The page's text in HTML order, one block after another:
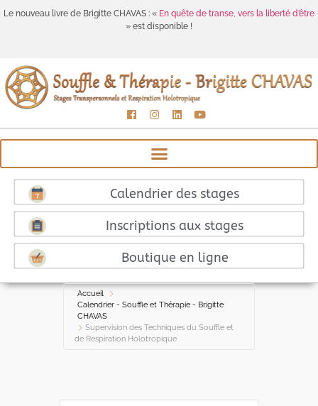
Le nouveau livre de Brigitte CHAVAS : « En quête de transe, vers la liberté d’être
» est disponible !
Calendrier des stages
Inscriptions aux stages
Boutique en ligne
Accueil
Calendrier - Souffle et Thérapie - Brigitte
CHAVAS
Supervision des Techniques du Souffle et
de Respiration Holotropique